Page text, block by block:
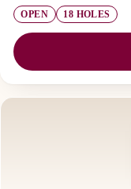
OPEN 18 HOLES